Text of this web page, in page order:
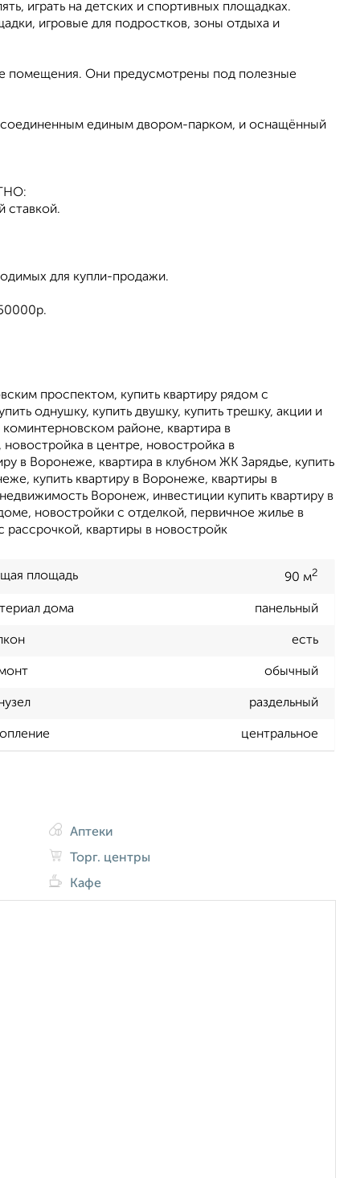
играть на детских и спортивных площадках.
игровые для подростков, зоны отдыха и
помещения. Они предусмотрены под полезные
соединенным единым двором-парком, и оснащённый
ставкой.
для купли-продажи.
проспектом, купить квартиру рядом с
однушку, купить двушку, купить трешку, акции и
коминтерновском районе, квартира в
в центре, новостройка в
в Воронеже, квартира в клубном ЖК Зарядье, купить
купить квартиру в Воронеже, квартиры в
Воронеж, инвестиции купить квартиру в
новостройки с отделкой, первичное жилье в
рассрочкой, квартиры в новостройк
площадь 90 м2
дома панельный
есть
обычный
раздельный
центральное
Аптеки
Торг. центры
Кафе